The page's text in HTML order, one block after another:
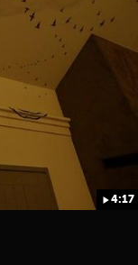
4:17